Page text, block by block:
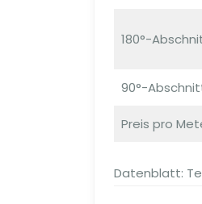
180°-
90°-
Preis pro
Datenblatt: